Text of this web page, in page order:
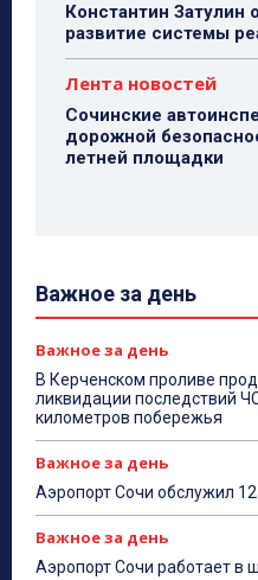
Константин
развитие системы
Лента новостей
Сочинские
дорожной
летней площадки
Важное за день
Важное за день
В Керченском проливе
ликвидации последствий
километров побережья
Важное за день
Аэропорт Сочи обслужил
Важное за день
Аэропорт Сочи работает в